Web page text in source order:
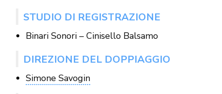
STUDIO DI REGISTRAZIONE
Binari Sonori – Cinisello Balsamo
DIREZIONE DEL DOPPIAGGIO
Simone Savogin